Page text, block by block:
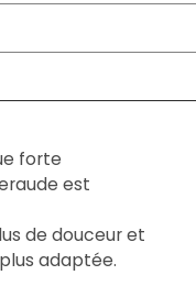
forte
est
de douceur et
adaptée.